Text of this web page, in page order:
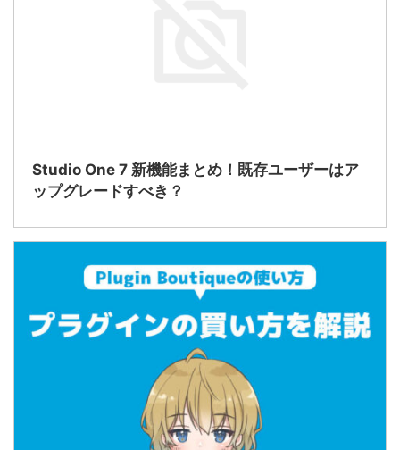
Studio One 7 新機能まとめ！既存ユーザーはア
ップグレードすべき？